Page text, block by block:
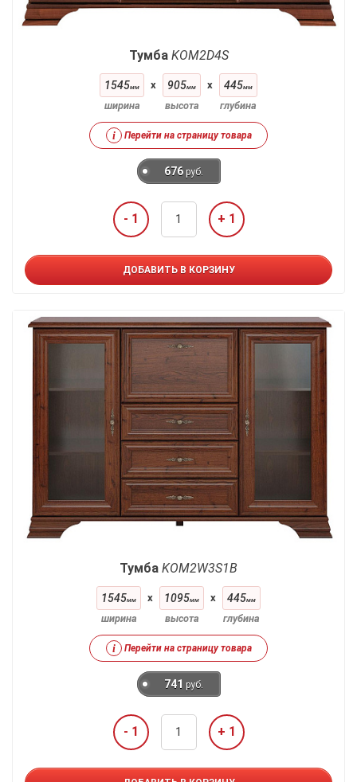
Тумба KOM2D4S
1545мм
ширина
x 905мм
высота
x 445мм
глубина
i Перейти на страницу товара
676 руб.
- 1 + 1
ДОБАВИТЬ В КОРЗИНУ
Тумба KOM2W3S1B
1545мм
ширина
x 1095мм
высота
x 445мм
глубина
i Перейти на страницу товара
741 руб.
- 1 + 1